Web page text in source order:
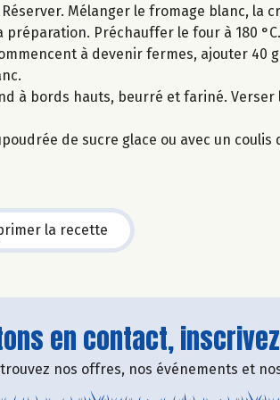
Mélanger le fromage blanc, la
préparation. Préchauffer le four à 180 °C.
à devenir fermes, ajouter
à bords hauts, beurré et fariné.
de sucre glace ou avec un coulis
la recette
en contact,
nos offres, nos événements et